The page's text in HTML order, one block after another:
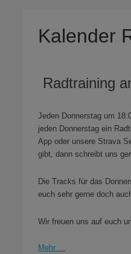
Kalender
Radtraining
Jeden Donnerstag um
jeden Donnerstag ein
App oder unsere Strava
gibt, dann schreibt uns
Die Tracks für das
euch sehr gerne doch
Wir freuen uns auf euch
Mehr ...